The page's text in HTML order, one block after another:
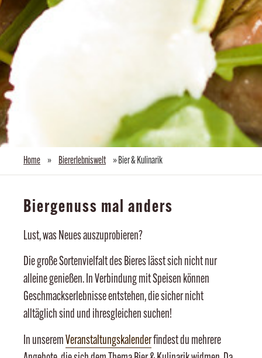
Home » Biererlebniswelt »Bier & Kulinarik
Biergenuss mal anders
Lust, was Neues auszuprobieren?
Die große Sortenvielfalt des Bieres lässt sich nicht nur
alleine genießen. In Verbindung mit Speisen können
Geschmackserlebnisse entstehen, die sicher nicht
alltäglich sind und ihresgleichen suchen!
In unseremVeranstaltungskalenderfindest du mehrere